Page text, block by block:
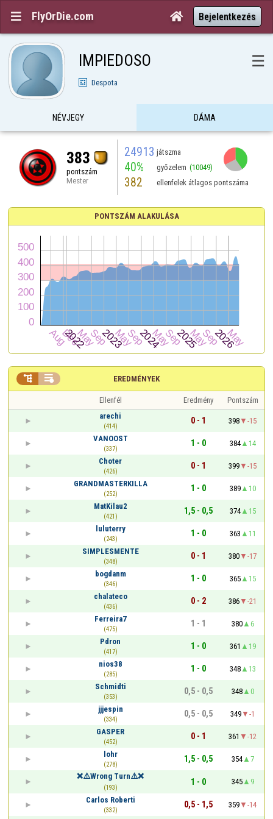
 FlyOrDie.com  Bejelentkezés
IMPIEDOSO ☰
Despota
NÉVJEGY DÁMA
383
pontszám
Mester
24913 játszma
40% győzelem (10049)
382 ellenfelek átlagos pontszáma
PONTSZÁM ALAKULÁSA
EREDMÉNYEK
 
Ellenfél Eredmény
Pontszám
arechi
(414)
0 - 1 398
-15
VANOOST
(337)
1 - 0 384
14
Choter
(426)
0 - 1 399
-15
GRANDMASTERKILLA
(252)
1 - 0 389
10
MatKilau2
(421)
1,5 - 0,5 374
15
luluterry
(243)
1 - 0 363
11
SIMPLESMENTE
(348)
0 - 1 380
-17
bogdanm
(346)
1 - 0 365
15
chalateco
(436)
0 - 2 386
-21
Ferreira7
(475)
1 - 1 380
6
Pdron
(417)
1 - 0 361
19
nios38
(285)
1 - 0 348
13
Schmidti
(353)
0,5 - 0,5 348
0
jjjespin
(334)
0,5 - 0,5 349
-1
GASPER
(452)
0 - 1 361
-12
lohr
(278)
1,5 - 0,5 354
7
❌⚠️Wrong Turn⚠️❌
(193)
1 - 0 345
9
Carlos Roberti
(332)
0,5 - 1,5 359
-14